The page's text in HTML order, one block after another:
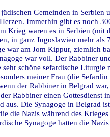
Gemeinden in Serbien
Immerhin gibt es noch
Krieg waren es in Serbien (mit
in ganz Jugoslawien mehr als
war am Jom Kippur, ziemlich
war voll. Der Rabbiner
schöne sefardische Liturgie
meiner Frau (die
der Rabbiner in Belgrad war,
Rabbiner einen Gottesdienst
aus. Die Synagoge in Belgrad
die Nazis während des
Synagoge hatten die